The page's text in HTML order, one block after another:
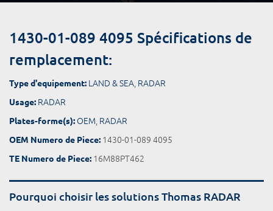
1430-01-089 4095 Spécifications de
remplacement:
Type d'equipement: LAND & SEA, RADAR
Usage: RADAR
Plates-forme(s): OEM, RADAR
OEM Numero de Piece: 1430-01-089 4095
TE Numero de Piece: 16M88PT462
Pourquoi choisir les solutions Thomas RADAR